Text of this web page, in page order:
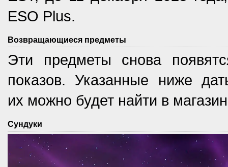
ESO Plus.
Возвращающиеся предметы
Эти предметы снова
показов. Указанные ниже
их можно будет найти в
Сундуки